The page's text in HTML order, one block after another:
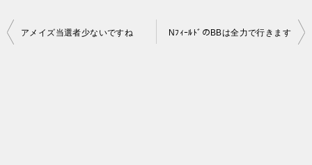
投
アメイズ当選者少ないですね NﾌｨｰﾙﾄﾞのBBは全力で行きます